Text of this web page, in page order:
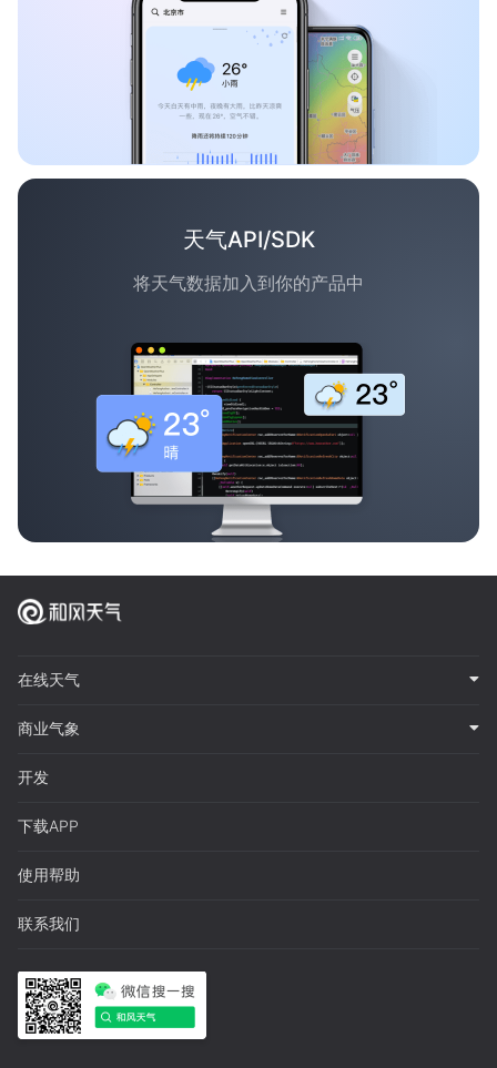
天气API/SDK
将天气数据加入到你的产品中
在线天气
商业气象
开发
下载APP
使用帮助
联系我们